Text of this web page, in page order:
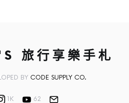
旅行享樂手札
BY CODE SUPPLY CO.
1K 62